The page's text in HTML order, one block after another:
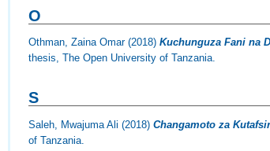
O
Othman, Zaina Omar(2018)Kuchunguza Fani na
thesis, The Open University of Tanzania.
S
Saleh, Mwajuma Ali (2018)Changamoto za
of Tanzania.